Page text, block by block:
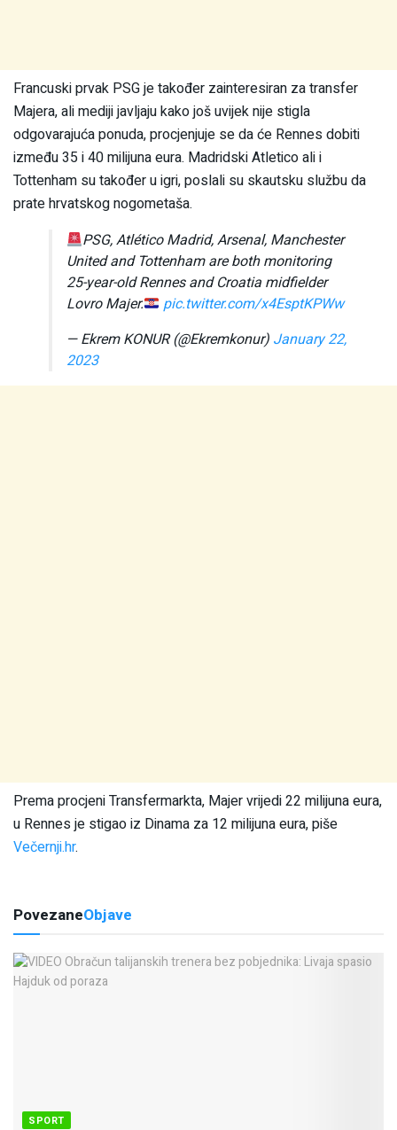
Francuski prvak PSG je također zainteresiran za transfer
Majera, ali mediji javljaju kako još uvijek nije stigla
odgovarajuća ponuda, procjenjuje se da će Rennes dobiti
između 35 i 40 milijuna eura. Madridski Atletico ali i
Tottenham su također u igri, poslali su skautsku službu da
prate hrvatskog nogometaša.
PSG, Atlético Madrid, Arsenal, Manchester
United and Tottenham are both monitoring
25-year-old Rennes and Croatia midfielder
Lovro Majer.
pic.twitter.com/x4EsptKPWw
— Ekrem KONUR (@Ekremkonur) January 22,
2023
Prema procjeni Transfermarkta, Majer vrijedi 22 milijuna eura,
u Rennes je stigao iz Dinama za 12 milijuna eura, piše
Večernji.hr.
PovezaneObjave
SPORT